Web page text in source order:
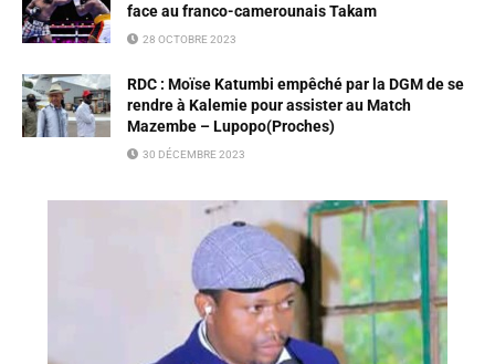
face au franco-camerounais Takam
28 OCTOBRE 2023
RDC : Moïse Katumbi empêché par la DGM de se
rendre à Kalemie pour assister au Match
Mazembe – Lupopo(Proches)
30 DÉCEMBRE 2023